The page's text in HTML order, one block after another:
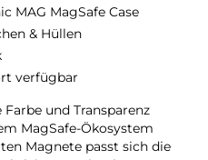
MAG MagSafe Case
& Hüllen
verfügbar
Farbe und Transparenz
MagSafe-Ökosystem
Magnete passt sich die